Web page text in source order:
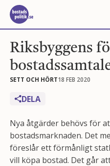
Riksbyggens
SETT OCH HÖRT18 FEB 2020
DELA
Nya åtgärder behövs för
bostadsmarknaden. Det
föreslår ett förmånligt
vill köpa bostad. Det går